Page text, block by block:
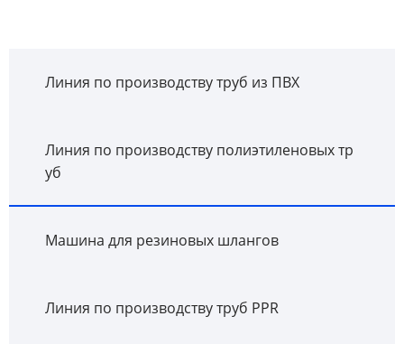
Линия по производству труб из ПВХ
Линия по производству полиэтиленовых тр
уб
Машина для резиновых шлангов
Линия по производству труб PPR